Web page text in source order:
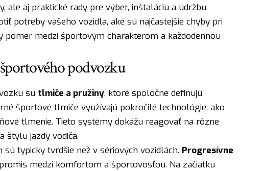
ale aj praktické rady pre výber, inštaláciu a údržbu.
potreby vašeho vozidla, aké sú najčastejšie chyby pri
pomer medzi športovým charakterom a každodennou
podvozku
sú tlmiče a pružiny, ktoré spoločne definujú
športové tlmiče využívajú pokročilé technológie, ako
tlmenie. Tieto systémy dokážu reagovať na rôzne
štýlu jazdy vodiča.
typicky tvrdšie než v sériových vozidlách. Progresívne
medzi komfortom a športovosťou. Na začiatku